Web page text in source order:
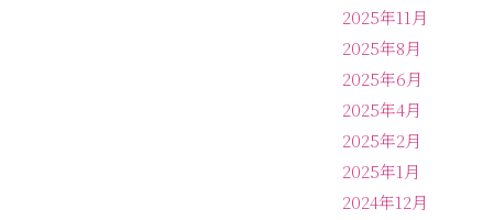
2025年11月
2025年8月
2025年6月
2025年4月
2025年2月
2025年1月
2024年12月